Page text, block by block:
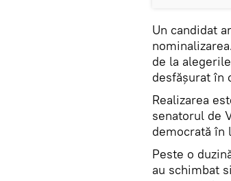
Un candidat
de la
desfăşurat în
Realizarea
senatorul de
democrată în
Peste o
au schimbat